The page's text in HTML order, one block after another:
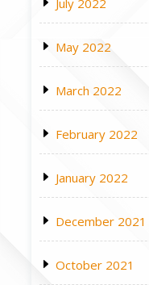
May 2022
March 2022
February 2022
January 2022
December 2021
October 2021